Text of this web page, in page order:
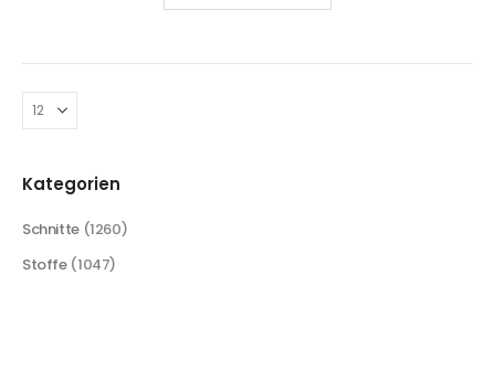
Kategorien
Schnitte (1260)
Stoffe (1047)